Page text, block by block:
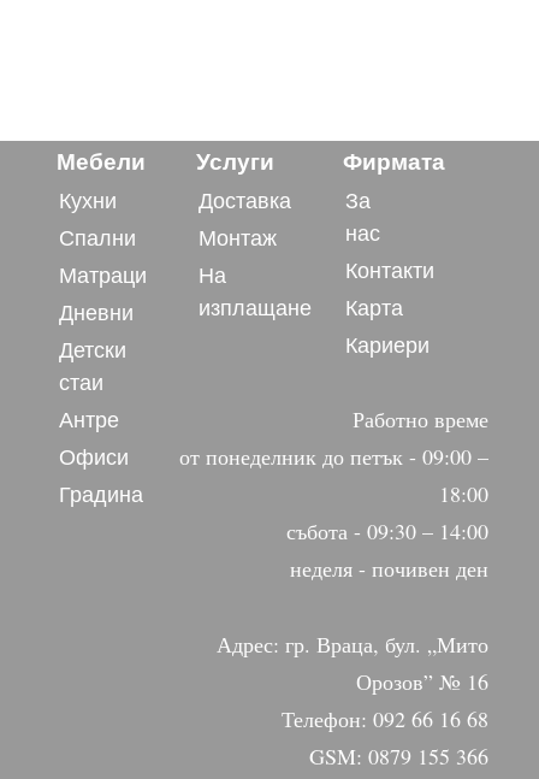
Мебели
Кухни
Спални
Матраци
Дневни
Детски
стаи
Антре
Офиси
Градина
Услуги
Доставка
Монтаж
На
изплащане
Фирмата
За
нас
Контакти
Карта
Кариери
Работно време
от понеделник до петък - 09:00 –
18:00
събота - 09:30 – 14:00
неделя - почивен ден
Адрес: гр. Враца, бул. „Мито
Орозов” № 16
Телефон: 092 66 16 68
GSM: 0879 155 366